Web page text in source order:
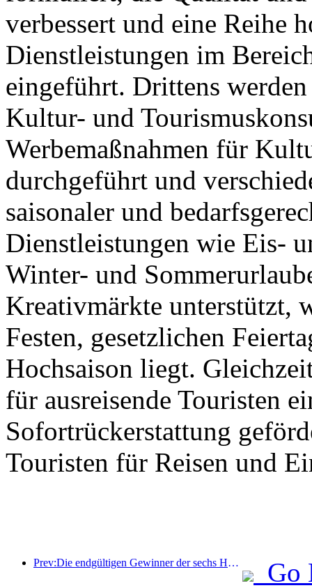
verbessert und eine Reihe
Dienstleistungen im
eingeführt. Drittens
Kultur- und
Werbemaßnahmen für
durchgeführt und
saisonaler und
Dienstleistungen wie Eis-
Winter- und
Kreativmärkte unterstützt,
Festen, gesetzlichen
Hochsaison liegt.
für ausreisende Touristen
Sofortrückerstattung
Touristen für Reisen und
Prev:Die endgültigen Gewinner der sechs Hauptpreise wurden bekanntgegeben, über hundert Hotels und Unternehmen erhalten jährlich Auszeichnungen!
Go